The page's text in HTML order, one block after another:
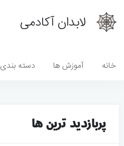
لابدان آکادمی
خانه آموزش ها دسته بندی
پربازدید ترین ها